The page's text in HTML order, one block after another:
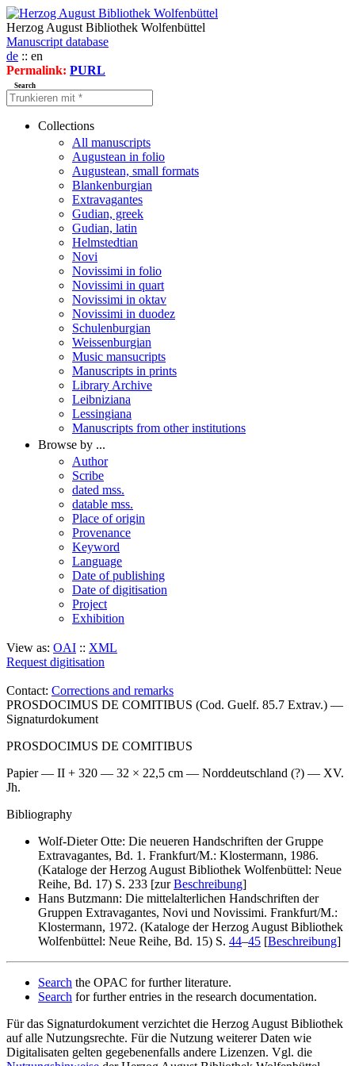
Herzog August Bibliothek Wolfenbüttel
Manuscript database
de :: en
Permalink: PURL
Search
Collections
All manuscripts
Augustean in folio
Augustean, small formats
Blankenburgian
Extravagantes
Gudian, greek
Gudian, latin
Helmstedtian
Novi
Novissimi in folio
Novissimi in quart
Novissimi in oktav
Novissimi in duodez
Schulenburgian
Weissenburgian
Music mansucripts
Manuscripts in prints
Library Archive
Leibniziana
Lessingiana
Manuscripts from other institutions
Browse by ...
Author
Scribe
dated mss.
datable mss.
Place of origin
Provenance
Keyword
Language
Date of publishing
Date of digitisation
Project
Exhibition
View as: OAI :: XML
Request digitisation
Contact: Corrections and remarks
PROSDOCIMUS DE COMITIBUS (Cod. Guelf. 85.7 Extrav.) —
Signaturdokument
PROSDOCIMUS DE COMITIBUS
Papier — II + 320 — 32 × 22,5 cm — Norddeutschland (?) — XV.
Jh.
Bibliography
Wolf-Dieter Otte: Die neueren Handschriften der Gruppe
Extravagantes, Bd. 1. Frankfurt/M.: Klostermann, 1986.
(Kataloge der Herzog August Bibliothek Wolfenbüttel: Neue
Reihe, Bd. 17) S. 233 [zurBeschreibung]
Hans Butzmann: Die mittelalterlichen Handschriften der
Gruppen Extravagantes, Novi und Novissimi. Frankfurt/M.:
Klostermann, 1972. (Kataloge der Herzog August Bibliothek
Wolfenbüttel: Neue Reihe, Bd. 15) S. 44–45 [Beschreibung]
Search the OPAC for further literature.
Search for further entries in the research documentation.
Für das Signaturdokument verzichtet die Herzog August Bibliothek
auf alle Nutzungsrechte. Für die Nutzung weiterer Daten wie
Digitalisaten gelten gegebenenfalls andere Lizenzen. Vgl. die